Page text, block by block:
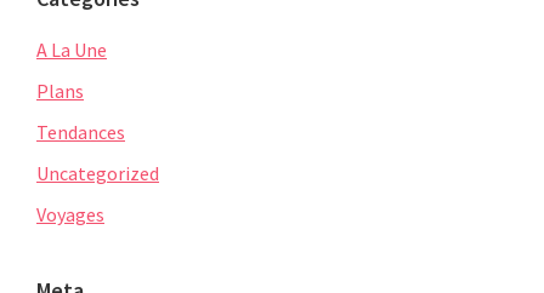
A La Une
Plans
Tendances
Uncategorized
Voyages